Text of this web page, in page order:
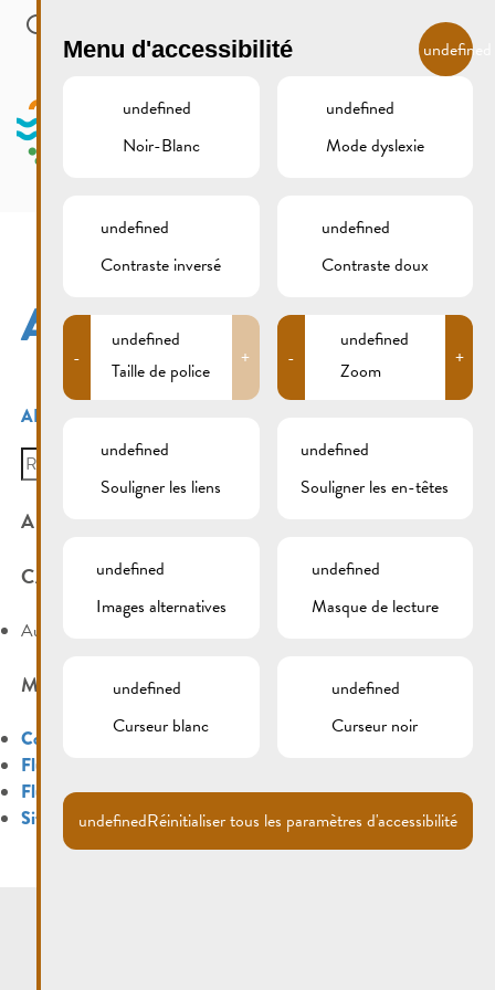
Skip to main content
MENU
AP
AP
Search
for:
ARCHIVES
CATÉGORIES
Aucune catégorie
MÉTA
Connexion
Flux des publications
Flux des commentaires
Site de WordPress-FR
Menu d'accessibilité undefined
undefined
Noir-Blanc
undefined
Mode dyslexie
undefined
Contraste inversé
undefined
Contraste doux
-
undefined
Taille de police
+ -
undefined
Zoom
+
undefined
Souligner les liens
undefined
Souligner les en-têtes
undefined
Images alternatives
undefined
Masque de lecture
undefined
Curseur blanc
undefined
Curseur noir
undefinedRéinitialiser tous les paramètres d'accessibilité